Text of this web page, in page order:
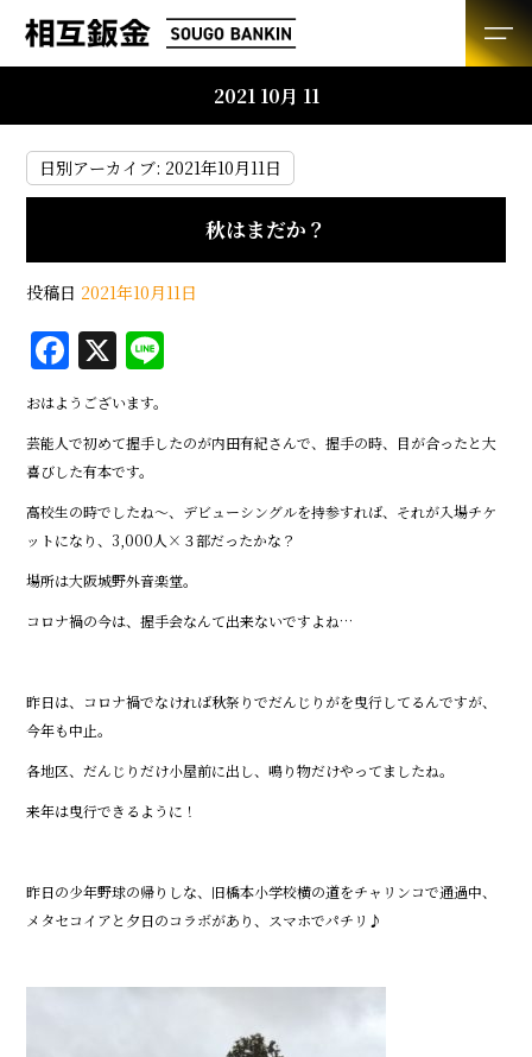
2021 10月 11
日別アーカイブ: 2021年10月11日
秋はまだか？
投稿日 2021年10月11日
F
a
c
e
b
o
o
k
X
e
おはようございます。
芸能人で初めて握手したのが内田有紀さんで、握手の時、目が合ったと大
喜びした有本です。
高校生の時でしたね～、デビューシングルを持参すれば、それが入場チケ
ットになり、3,000人×３部だったかな？
場所は大阪城野外音楽堂。
コロナ禍の今は、握手会なんて出来ないですよね…
昨日は、コロナ禍でなければ秋祭りでだんじりがを曳行してるんですが、
今年も中止。
各地区、だんじりだけ小屋前に出し、鳴り物だけやってましたね。
来年は曳行できるように！
昨日の少年野球の帰りしな、旧橋本小学校横の道をチャリンコで通過中、
メタセコイアと夕日のコラボがあり、スマホでパチリ♪